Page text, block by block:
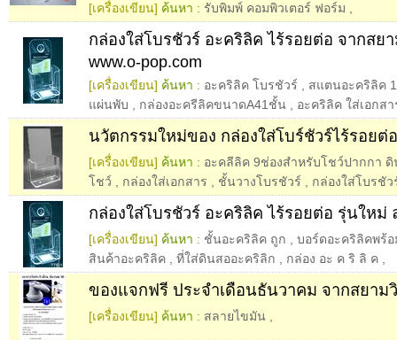
[เครื่องเขียน] ค้นหา : รับพิมพ์ คอมพิวเตอร์ ฟอร์ม
กล่องใส่โบรชัวร์ อะคริลิค ไร้รอยต่อ จากสย
www.o-pop.com
[เครื่องเขียน] ค้นหา : อะคริลิค โบรชัวร์
สแตนอะคริลิค
แผ่นพับ
กล่องอะครีลิคขนาดA41ชั้น อะคริลิค ใส่เอกสา
นวัตกรรมใหม่ของ กล่องใส่โบร์ชัวร์ไร้รอยต่อ
[เครื่องเขียน] ค้นหา : อะคลีลิค 9ช่องสำหรับโชว์ปากกา
โชว์
กล่องใส่เอกสาร ชั้นวางโบรชัวร์ กล่องใส่โบรชัว
กล่องใส่โบรชัวร์ อะคริลิค ไร้รอยต่อ รุ่นใหม่
[เครื่องเขียน] ค้นหา : ชั้นอะคริลิค ถูก
บอร์ดอะคริลิคพร้
สินค้าอะคริลิค
ที่ใส่ดินสออะคริลิก กล่อง อะ ค ริ ลิ ค
ของแจกฟรี ประจำเดือนธันวาคม จากสยาม
[เครื่องเขียน] ค้นหา : สลายไขมัน